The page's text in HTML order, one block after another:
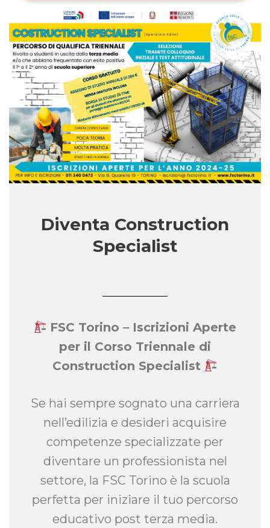
Diventa Construction
Specialist
FSC Torino – Iscrizioni Aperte
per il Corso Triennale di
Construction Specialist
Se hai sempre sognato una carriera
nell’edilizia e desideri acquisire
competenze specializzate per
diventare un professionista nel
settore, la FSC Torino è la scuola
perfetta per iniziare il tuo percorso
educativo post terza media.